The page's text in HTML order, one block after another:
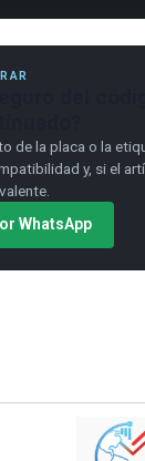
de la placa o la
y, si el
WhatsApp